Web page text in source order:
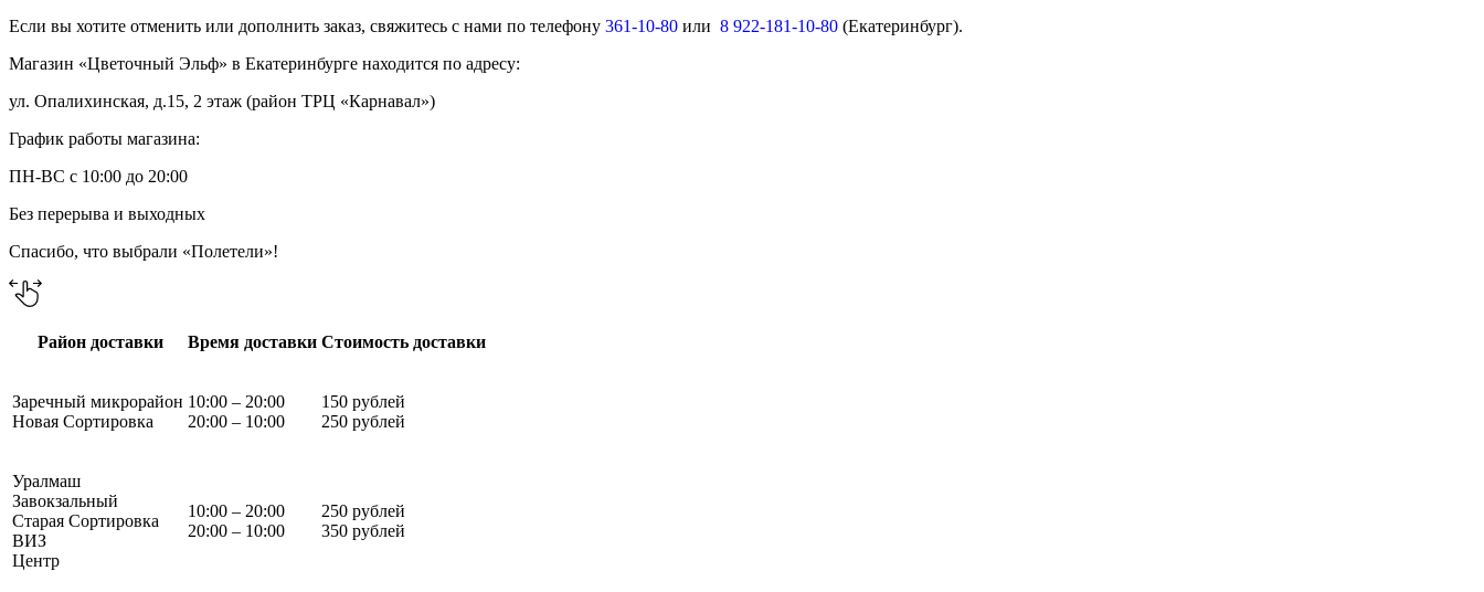
Если вы хотите отменить или дополнить заказ, свяжитесь с нами по телефону 361-10-80 или 8 922-181-10-80 (Екатеринбург).
Магазин «Цветочный Эльф» в Екатеринбурге находится по адресу:
ул. Опалихинская, д.15, 2 этаж (район ТРЦ «Карнавал»)
График работы магазина:
ПН-ВС с 10:00 до 20:00
Без перерыва и выходных
Спасибо, что выбрали «Полетели»!
Район доставки Время доставки Стоимость доставки
Заречный микрорайон
Новая Сортировка
10:00 – 20:00
20:00 – 10:00
150 рублей
250 рублей
Уралмаш
Завокзальный
Старая Сортировка
ВИЗ
Центр
10:00 – 20:00
20:00 – 10:00
250 рублей
350 рублей